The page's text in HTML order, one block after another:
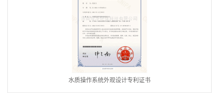
水质操作系统外观设计专利证书